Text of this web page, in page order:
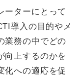
ーターにとって
導入の目的やメ
業務の中でどの
向上するのかを
化への適応を促